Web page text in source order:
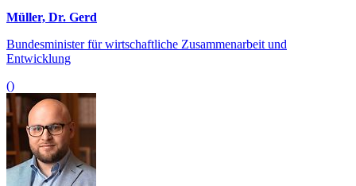
Müller, Dr. Gerd
Bundesminister für wirtschaftliche Zusammenarbeit und
Entwicklung
()